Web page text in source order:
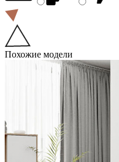
Похожие модели